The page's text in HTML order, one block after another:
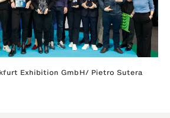
Exhibition GmbH/ Pietro Sutera